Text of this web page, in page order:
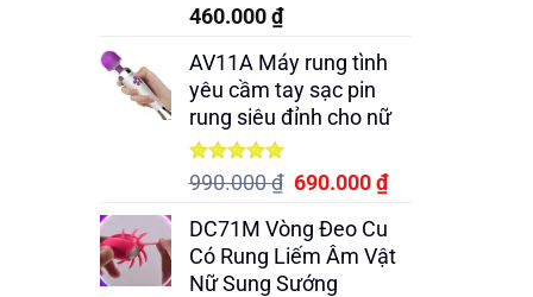
Được xếp
hạng5.00
460.000₫
AV11A Máy rung tình
yêu cầm tay sạc pin
rung siêu đỉnh cho nữ
Được xếp
hạng5.00
990.000₫ Giá
là:
990.000 ₫.
690.000₫Giá
tại
là:
DC71M Vòng Đeo Cu
Có Rung Liếm Âm Vật
Nữ Sung Sướng